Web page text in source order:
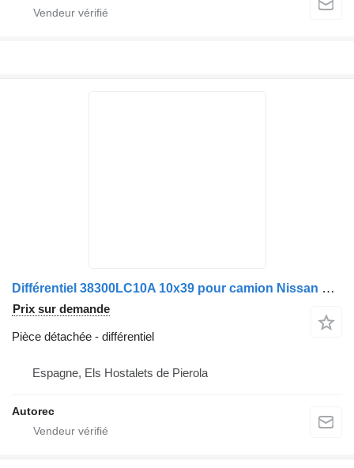
Différentiel 38300LC10A 10x39 pour camion Nissan NT 400 F241
Prix sur demande
Pièce détachée - différentiel
Espagne, Els Hostalets de Pierola
Autorec